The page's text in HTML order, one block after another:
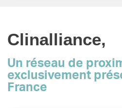
Clinalliance,
Un réseau de
exclusivement
France